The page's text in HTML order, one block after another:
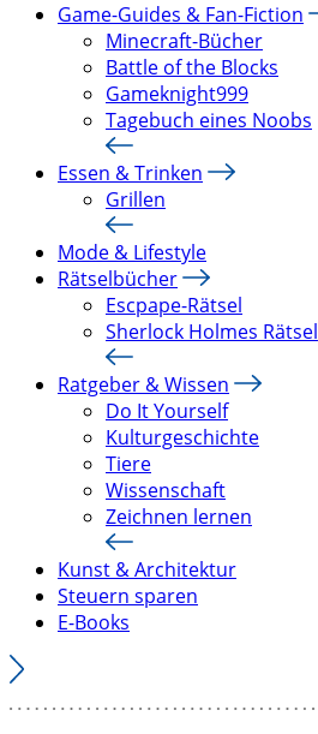
Game-Guides & Fan-Fiction
Minecraft-Bücher
Battle of the Blocks
Gameknight999
Tagebuch eines Noobs
Essen & Trinken
Grillen
Mode & Lifestyle
Rätselbücher
Escpape-Rätsel
Sherlock Holmes Rätsel
Ratgeber & Wissen
Do It Yourself
Kulturgeschichte
Tiere
Wissenschaft
Zeichnen lernen
Kunst & Architektur
Steuern sparen
E-Books